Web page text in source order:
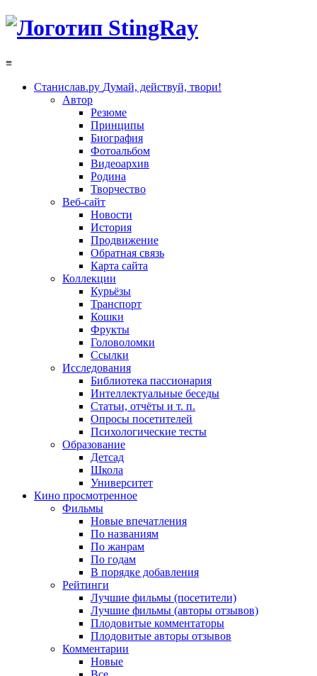
≡
Станислав.ру Думай, действуй, твори!
Автор
Резюме
Принципы
Биография
Фотоальбом
Видеоархив
Родина
Творчество
Веб-сайт
Новости
История
Продвижение
Обратная связь
Карта сайта
Коллекции
Курьёзы
Транспорт
Кошки
Фрукты
Головоломки
Ссылки
Исследования
Библиотека пассионария
Интеллектуальные беседы
Статьи, отчёты и т. п.
Опросы посетителей
Психологические тесты
Образование
Детсад
Школа
Университет
Кино просмотренное
Фильмы
Новые впечатления
По названиям
По жанрам
По годам
В порядке добавления
Рейтинги
Лучшие фильмы (посетители)
Лучшие фильмы (авторы отзывов)
Плодовитые комментаторы
Плодовитые авторы отзывов
Комментарии
Новые